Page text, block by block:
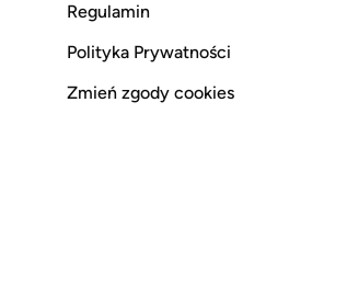
Regulamin
Polityka Prywatności
Zmień zgody cookies